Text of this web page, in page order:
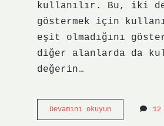
kullanılır. Bu, iki
göstermek için
eşit olmadığını
diğer alanlarda da
değerin…
Devamını okuyun≠
ne
12